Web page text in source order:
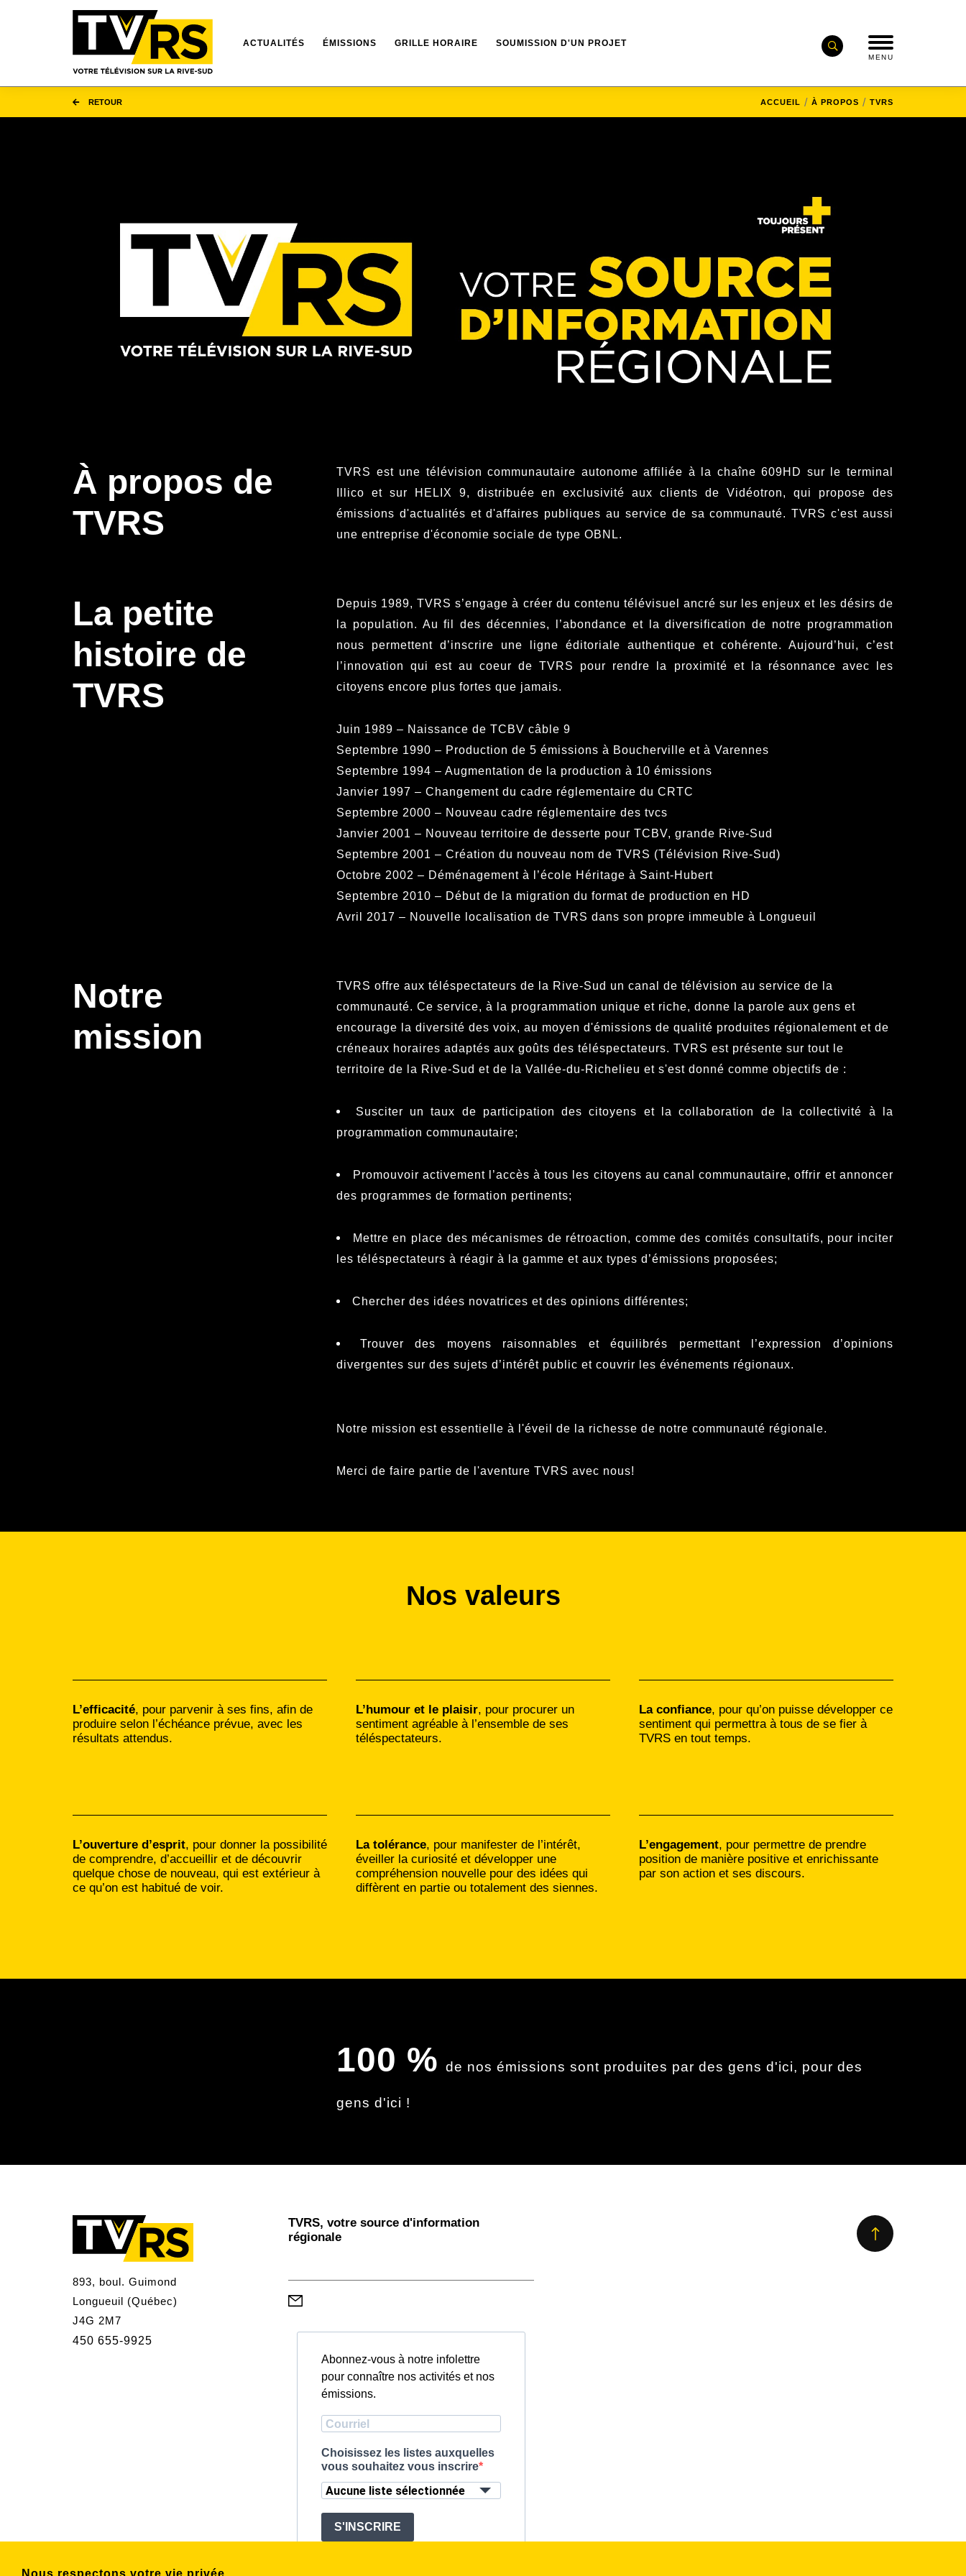
Nous respectons votre vie privée.
ACTUALITÉS ÉMISSIONS GRILLE HORAIRE SOUMISSION D'UN PROJET
MENU
RETOUR ACCUEIL À PROPOS TVRS
À propos de
TVRS
TVRS est une télévision communautaire autonome affiliée à la chaîne 609HD sur le terminal
Illico et sur HELIX 9, distribuée en exclusivité aux clients de Vidéotron, qui propose des
émissions d'actualités et d'affaires publiques au service de sa communauté. TVRS c'est aussi
une entreprise d'économie sociale de type OBNL.
La petite
histoire de
TVRS
Depuis 1989, TVRS s’engage à créer du contenu télévisuel ancré sur les enjeux et les désirs de
la population. Au fil des décennies, l’abondance et la diversification de notre programmation
nous permettent d’inscrire une ligne éditoriale authentique et cohérente. Aujourd’hui, c’est
l’innovation qui est au coeur de TVRS pour rendre la proximité et la résonnance avec les
citoyens encore plus fortes que jamais.
Juin 1989 – Naissance de TCBV câble 9
Septembre 1990 – Production de 5 émissions à Boucherville et à Varennes
Septembre 1994 – Augmentation de la production à 10 émissions
Janvier 1997 – Changement du cadre réglementaire du CRTC
Septembre 2000 – Nouveau cadre réglementaire des tvcs
Janvier 2001 – Nouveau territoire de desserte pour TCBV, grande Rive-Sud
Septembre 2001 – Création du nouveau nom de TVRS (Télévision Rive-Sud)
Octobre 2002 – Déménagement à l’école Héritage à Saint-Hubert
Septembre 2010 – Début de la migration du format de production en HD
Avril 2017 – Nouvelle localisation de TVRS dans son propre immeuble à Longueuil
Notre
mission
TVRS offre aux téléspectateurs de la Rive-Sud un canal de télévision au service de la
communauté. Ce service, à la programmation unique et riche, donne la parole aux gens et
encourage la diversité des voix, au moyen d'émissions de qualité produites régionalement et de
créneaux horaires adaptés aux goûts des téléspectateurs. TVRS est présente sur tout le
territoire de la Rive-Sud et de la Vallée-du-Richelieu et s'est donné comme objectifs de :
Susciter un taux de participation des citoyens et la collaboration de la collectivité à la
programmation communautaire;
Promouvoir activement l’accès à tous les citoyens au canal communautaire, offrir et annoncer
des programmes de formation pertinents;
Mettre en place des mécanismes de rétroaction, comme des comités consultatifs, pour inciter
les téléspectateurs à réagir à la gamme et aux types d’émissions proposées;
Chercher des idées novatrices et des opinions différentes;
Trouver des moyens raisonnables et équilibrés permettant l’expression d’opinions
divergentes sur des sujets d’intérêt public et couvrir les événements régionaux.
Notre mission est essentielle à l'éveil de la richesse de notre communauté régionale.
Merci de faire partie de l'aventure TVRS avec nous!
Nos valeurs
L’efficacité, pour parvenir à ses fins, afin de
produire selon l’échéance prévue, avec les
résultats attendus.
L’humour et le plaisir, pour procurer un
sentiment agréable à l’ensemble de ses
téléspectateurs.
La confiance, pour qu’on puisse développer ce
sentiment qui permettra à tous de se fier à
TVRS en tout temps.
L’ouverture d’esprit, pour donner la possibilité
de comprendre, d’accueillir et de découvrir
quelque chose de nouveau, qui est extérieur à
ce qu’on est habitué de voir.
La tolérance, pour manifester de l’intérêt,
éveiller la curiosité et développer une
compréhension nouvelle pour des idées qui
diffèrent en partie ou totalement des siennes.
L’engagement, pour permettre de prendre
position de manière positive et enrichissante
par son action et ses discours.
100 % de nos émissions sont produites par des gens d'ici, pour des
gens d'ici !
893, boul. Guimond
Longueuil (Québec)
J4G 2M7
450 655-9925
TVRS, votre source d'information
régionale
Abonnez-vous à notre infolettre
pour connaître nos activités et nos
émissions.
Choisissez les listes auxquelles
vous souhaitez vous inscrire
Aucune liste sélectionnée
S'INSCRIRE